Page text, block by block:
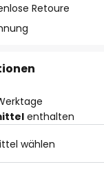
Retoure
enthalten
wählen